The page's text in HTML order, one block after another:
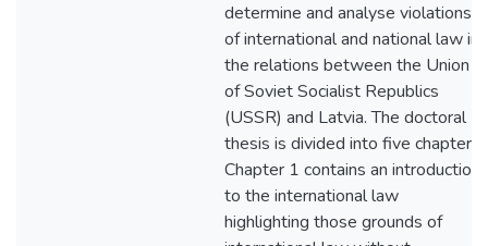
determine and analyse violations
of international and national law in
the relations between the Union
of Soviet Socialist Republics
(USSR) and Latvia. The doctoral
thesis is divided into five chapters.
Chapter 1 contains an introduction
to the international law
highlighting those grounds of